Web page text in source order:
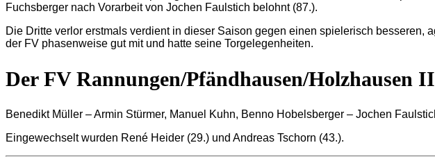
Fuchsberger nach Vorarbeit von Jochen Faulstich belohnt (87.).
Die Dritte verlor erstmals verdient in dieser Saison gegen einen spielerisch
der FV phasenweise gut mit und hatte seine Torgelegenheiten.
Der FV Rannungen/Pfändhausen/Holzhausen
Benedikt Müller – Armin Stürmer, Manuel Kuhn, Benno Hobelsberger – Jochen
Eingewechselt wurden René Heider (29.) und Andreas Tschorn (43.).